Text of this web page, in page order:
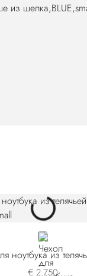
BLUE
ноутбука из
€ 2.750